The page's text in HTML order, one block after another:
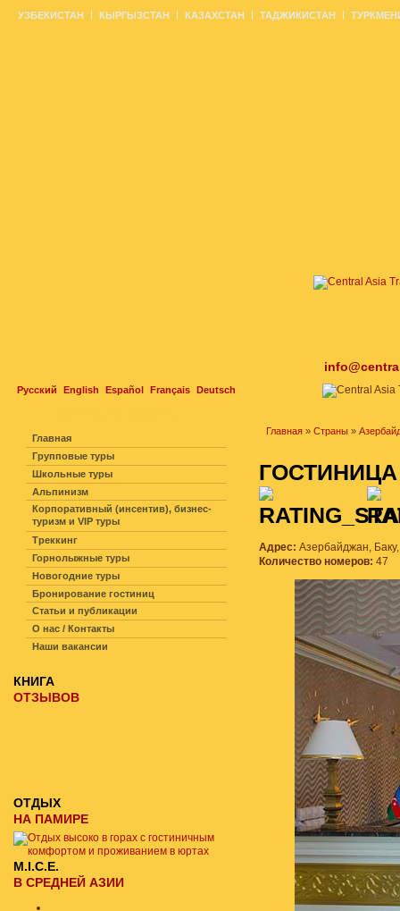
Русский English Español Français Deutsch
УЗБЕКИСТАН КЫРГЫЗСТАН КАЗАХСТАН ТАДЖИКИСТАН
Главная » Страны »
Адрес: Азербайджан,
Количество номеров: 47
Главная
Групповые туры
Школьные туры
Альпинизм
Корпоративный (инсентив), бизнес-
туризм и VIP туры
Треккинг
Горнолыжные туры
Новогодние туры
Бронирование гостиниц
Статьи и публикации
О нас / Контакты
Наши вакансии
КНИГА
ОТЗЫВОВ
ОТДЫХ
НА ПАМИРЕ
M.I.C.E.
В СРЕДНЕЙ АЗИИ